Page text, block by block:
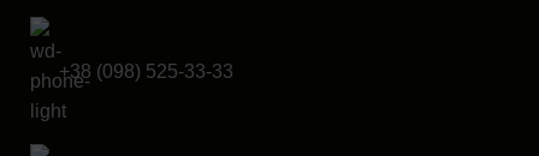
+38 (098) 525-33-33